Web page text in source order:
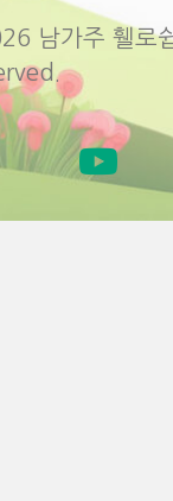
남가주 휄로